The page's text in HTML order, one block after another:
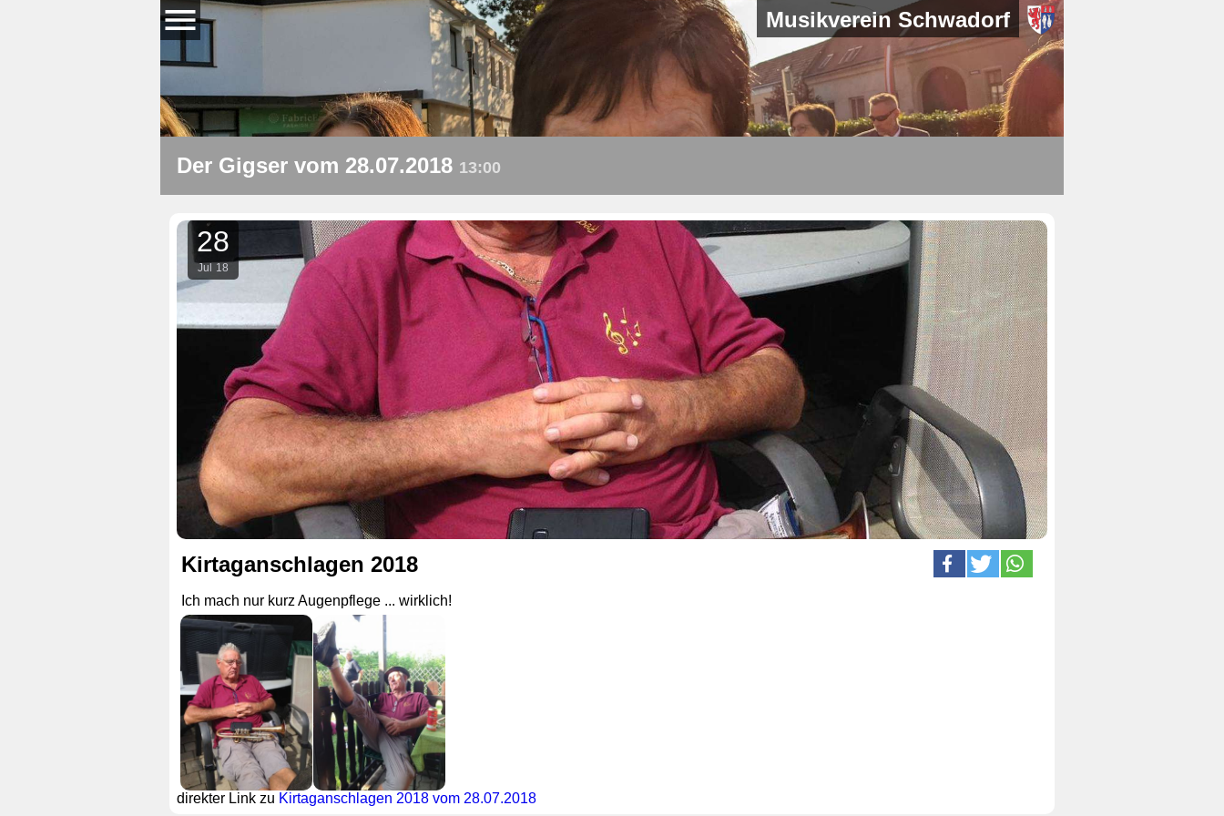
Musikverein Schwadorf
Der Gigser vom 28.07.2018 13:00
28
Jul 18
Kirtaganschlagen 2018
Ich mach nur kurz Augenpflege ... wirklich!
direkter Link zu Kirtaganschlagen 2018 vom 28.07.2018